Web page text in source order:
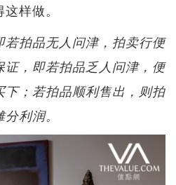
样做。
拍品无人问津，拍卖行便
证，即若拍品乏人问津，便
；若拍品顺利售出，则拍
利润。